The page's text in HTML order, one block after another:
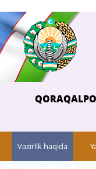
Vazirlik haqida